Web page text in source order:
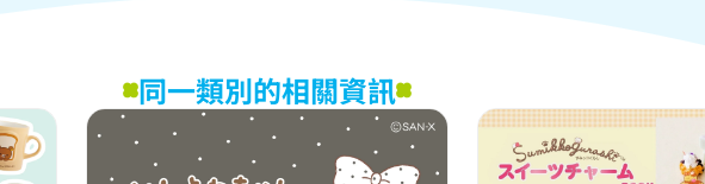
同一類別的相關資訊